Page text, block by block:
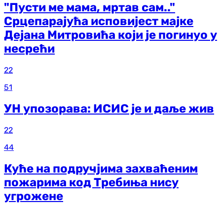
"Пусти ме мама, мртав сам.."
Срцепарајућа исповијест мајке
Дејана Митровића који је погинуо у
несрећи
22
51
УН упозорава: ИСИС је и даље жив
22
44
Куће на подручјима захваћеним
пожарима код Требиња нису
угрожене